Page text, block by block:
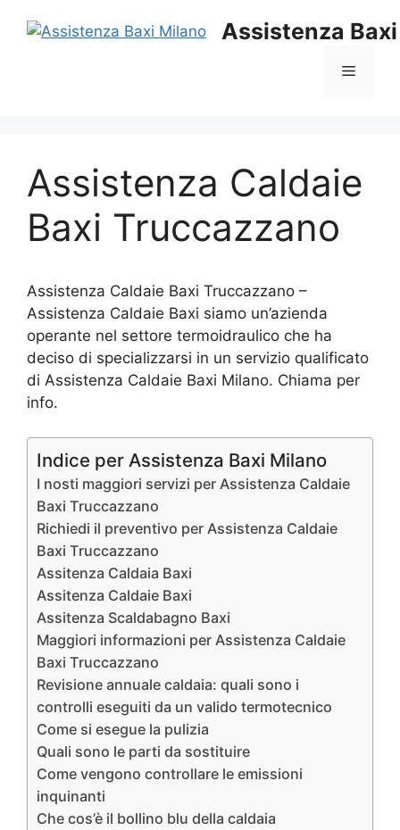
Assistenza
Menu
Assistenza Caldaie
Baxi Truccazzano
Assistenza Caldaie Baxi Truccazzano –
Assistenza Caldaie Baxi siamo un’azienda
operante nel settore termoidraulico che ha
deciso di specializzarsi in un servizio qualificato
di Assistenza Caldaie Baxi Milano. Chiama per
info.
Indice per Assistenza Baxi Milano
I nosti maggiori servizi per Assistenza Caldaie
Baxi Truccazzano
Richiedi il preventivo per Assistenza Caldaie
Baxi Truccazzano
Assitenza Caldaia Baxi
Assitenza Caldaie Baxi
Assitenza Scaldabagno Baxi
Maggiori informazioni per Assistenza Caldaie
Baxi Truccazzano
Revisione annuale caldaia: quali sono i
controlli eseguiti da un valido termotecnico
Come si esegue la pulizia
Quali sono le parti da sostituire
Come vengono controllare le emissioni
inquinanti
Che cos’è il bollino blu della caldaia